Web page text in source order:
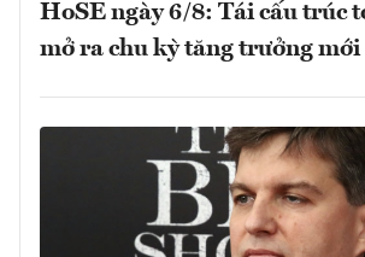
HoSE ngày 6/8: Tái cấu trúc
mở ra chu kỳ tăng trưởng mới